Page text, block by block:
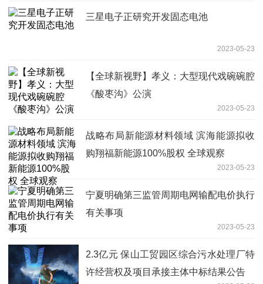
三星电子正研究开发固态电池
2023-05-23
【全球新视野】孝义：大型现代戏碗碗腔
《酸枣沟》公演
2023-05-23
战略布局新能源材料领域 滨海能源拟收
购翔福新能源100%股权 全球观察
2023-05-23
宁夏明确第三监管周期电网输配电价执行
有关事项
2023-05-23
2.3亿元 保山工贸园区综合污水处理厂特
许经营权及项目承接主体中标结果公告